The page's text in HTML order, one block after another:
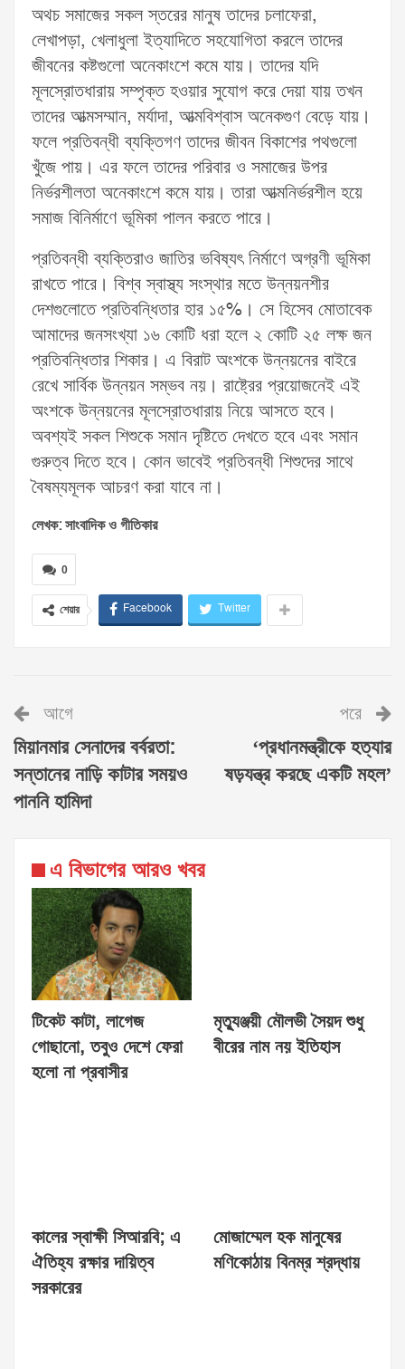
অথচ সমাজের সকল স্তরের মানুষ তাদের চলাফেরা,
লেখাপড়া, খেলাধুলা ইত্যাদিতে সহযোগিতা করলে তাদের
জীবনের কষ্টগুলো অনেকাংশে কমে যায়। তাদের যদি
মূলস্রোতধারায় সম্পৃক্ত হওয়ার সুযোগ করে দেয়া যায় তখন
তাদের আত্মসম্মান, মর্যাদা, আত্মবিশ্বাস অনেকগুণ বেড়ে যায়।
ফলে প্রতিবন্ধী ব্যক্তিগণ তাদের জীবন বিকাশের পথগুলো
খুঁজে পায়। এর ফলে তাদের পরিবার ও সমাজের উপর
নির্ভরশীলতা অনেকাংশে কমে যায়। তারা আত্মনির্ভরশীল হয়ে
সমাজ বিনির্মাণে ভূমিকা পালন করতে পারে।
প্রতিবন্ধী ব্যক্তিরাও জাতির ভবিষ্যৎ নির্মাণে অগ্রণী ভূমিকা
রাখতে পারে। বিশ্ব স্বাস্থ্য সংস্থার মতে উন্নয়নশীর
দেশগুলোতে প্রতিবন্ধিতার হার ১৫%। সে হিসেব মোতাবেক
আমাদের জনসংখ্যা ১৬ কোটি ধরা হলে ২ কোটি ২৫ লক্ষ জন
প্রতিবন্ধিতার শিকার। এ বিরাট অংশকে উন্নয়নের বাইরে
রেখে সার্বিক উন্নয়ন সম্ভব নয়। রাষ্ট্রের প্রয়োজনেই এই
অংশকে উন্নয়নের মূলস্রোতধারায় নিয়ে আসতে হবে।
অবশ্যই সকল শিশুকে সমান দৃষ্টিতে দেখতে হবে এবং সমান
গুরুত্ব দিতে হবে। কোন ভাবেই প্রতিবন্ধী শিশুদের সাথে
বৈষম্যমূলক আচরণ করা যাবে না।
লেখক: সাংবাদিক ও গীতিকার
0
শেয়ার Facebook Twitter
আগে
মিয়ানমার সেনাদের বর্বরতা:
সন্তানের নাড়ি কাটার সময়ও
পাননি হামিদা
পরে
‘প্রধানমন্ত্রীকে হত্যার
ষড়যন্ত্র করছে একটি মহল’
এ বিভাগের আরও খবর
টিকেট কাটা, লাগেজ
গোছানো, তবুও দেশে ফেরা
হলো না প্রবাসীর
মৃত্যুঞ্জয়ী মৌলভী সৈয়দ শুধু
বীরের নাম নয় ইতিহাস
কালের স্বাক্ষী সিআরবি; এ
ঐতিহ্য রক্ষার দায়িত্ব
সরকারের
মোজাম্মেল হক মানুষের
মণিকোঠায় বিনম্র শ্রদ্ধায়